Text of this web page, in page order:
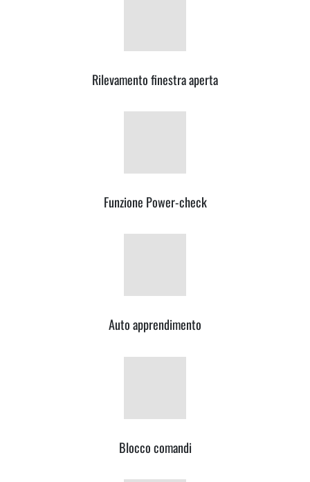
Rilevamento finestra aperta
Funzione Power-check
Auto apprendimento
Blocco comandi